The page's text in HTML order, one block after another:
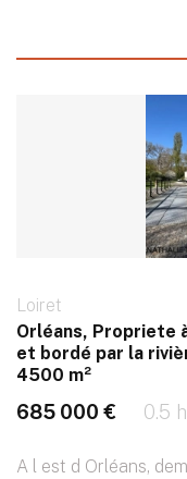
Loiret
Orléans, Propriete
et bordé par la
4500 m²
685 000 € 0.5
A l est d Orléans,